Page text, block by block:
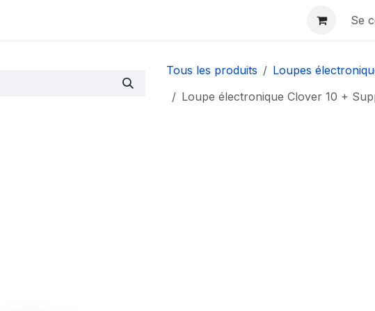
Se
Tous les produits
Loupes
Loupe électronique Clover 10 +